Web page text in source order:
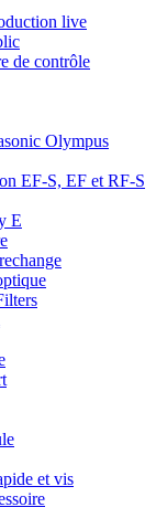
live
de contrôle
Olympus
EF-S, EF et RF-S
E
et vis